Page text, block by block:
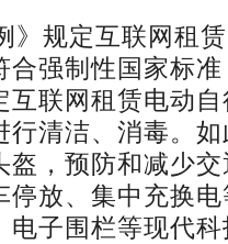
》规定互联网租
合强制性国家标
互联网租赁电动
行清洁、消毒。
盔，预防和减少
停放、集中充换
电子围栏等现代